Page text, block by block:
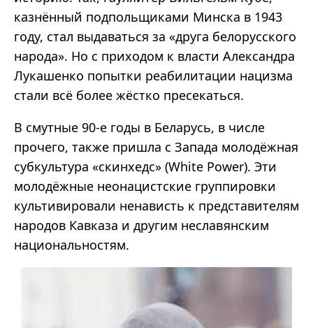
казнённый подпольщиками Минска в 1943
году, стал выдаваться за «друга белорусского
народа». Но с приходом к власти Александра
Лукашенко попытки реабилитации нацизма
стали всё более жёстко пресекаться.
В смутные 90-е годы в Беларусь, в числе
прочего, также пришла с Запада молодёжная
субкультура «скинхедс» (White Power). Эти
молодёжные неонацистские группировки
культивировали ненависть к представителям
народов Кавказа и другим неславянским
национальностям.